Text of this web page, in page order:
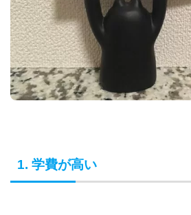
1. 学費が高い